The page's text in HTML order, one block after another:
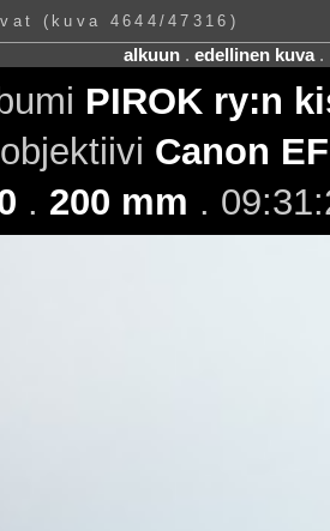
(kuva 4644/47316)
alkuun. edellinen kuva.
PIROK ry:n
Canon
. 200 mm .